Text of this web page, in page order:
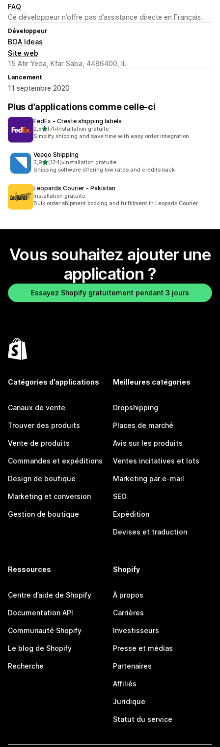
FAQ
Ce développeur n’offre pas d’assistance directe en Français.
Développeur
BOA Ideas
Site web
15 Atir Yeda, Kfar Saba, 4486400, IL
Lancement
11 septembre 2020
Plus d’applications comme celle-ci
FedEx ‑ Create shipping labels
2,5étoile(s) sur 5
(7)
7 avis au total
•Installation gratuite
Simplify shipping and save time with easy order integration.
Veeqo Shipping
3,9étoile(s) sur 5
(124)
124 avis au total
•Installation gratuite
Shipping software offering low rates and credits back
Leopards Courier ‑ Pakistan
Installation gratuite
Bulk order shipment booking and fulfillment in Leopads Courier
Vous souhaitez ajouter une
application ?
Essayez Shopify gratuitement pendant 3 jours
Catégories d’applications
Canaux de vente
Trouver des produits
Vente de produits
Commandes et expéditions
Design de boutique
Marketing et conversion
Gestion de boutique
Meilleures catégories
Dropshipping
Places de marché
Avis sur les produits
Ventes incitatives et lots
Marketing par e-mail
SEO
Expédition
Devises et traduction
Ressources
Centre d’aide de Shopify
Documentation API
Communauté Shopify
Le blog de Shopify
Recherche
Shopify
À propos
Carrières
Investisseurs
Presse et médias
Partenaires
Affiliés
Juridique
Statut du service